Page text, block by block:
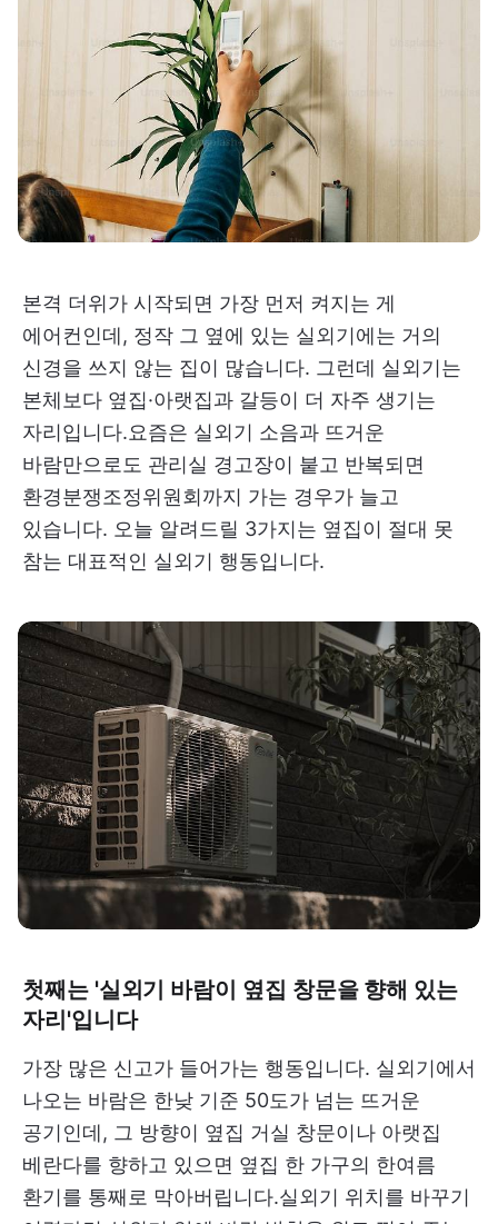
본격 더위가 시작되면 가장 먼저 켜지는 게
에어컨인데, 정작 그 옆에 있는 실외기에는 거의
신경을 쓰지 않는 집이 많습니다. 그런데 실외기는
본체보다 옆집·아랫집과 갈등이 더 자주 생기는
자리입니다.요즘은 실외기 소음과 뜨거운
바람만으로도 관리실 경고장이 붙고 반복되면
환경분쟁조정위원회까지 가는 경우가 늘고
있습니다. 오늘 알려드릴 3가지는 옆집이 절대 못
참는 대표적인 실외기 행동입니다.
첫째는 '실외기 바람이 옆집 창문을 향해 있는
자리'입니다
가장 많은 신고가 들어가는 행동입니다. 실외기에서
나오는 바람은 한낮 기준 50도가 넘는 뜨거운
공기인데, 그 방향이 옆집 거실 창문이나 아랫집
베란다를 향하고 있으면 옆집 한 가구의 한여름
환기를 통째로 막아버립니다.실외기 위치를 바꾸기